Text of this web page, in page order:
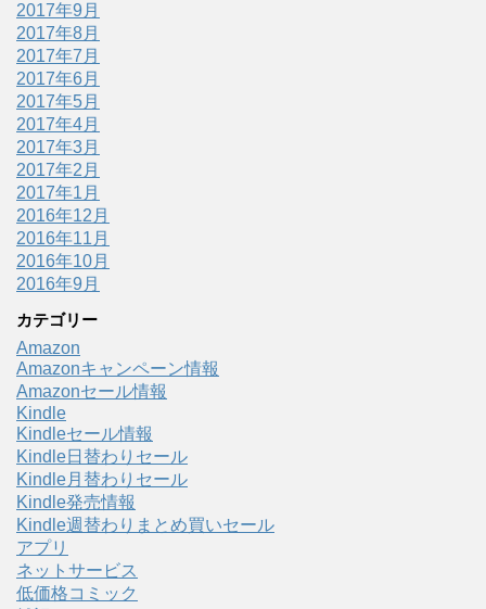
2017年9月
2017年8月
2017年7月
2017年6月
2017年5月
2017年4月
2017年3月
2017年2月
2017年1月
2016年12月
2016年11月
2016年10月
2016年9月
カテゴリー
Amazon
Amazonキャンペーン情報
Amazonセール情報
Kindle
Kindleセール情報
Kindle日替わりセール
Kindle月替わりセール
Kindle発売情報
Kindle週替わりまとめ買いセール
アプリ
ネットサービス
低価格コミック